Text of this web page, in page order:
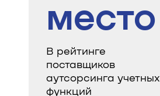
место
В рейтинге
поставщиков
аутсорсинга учетных
функций